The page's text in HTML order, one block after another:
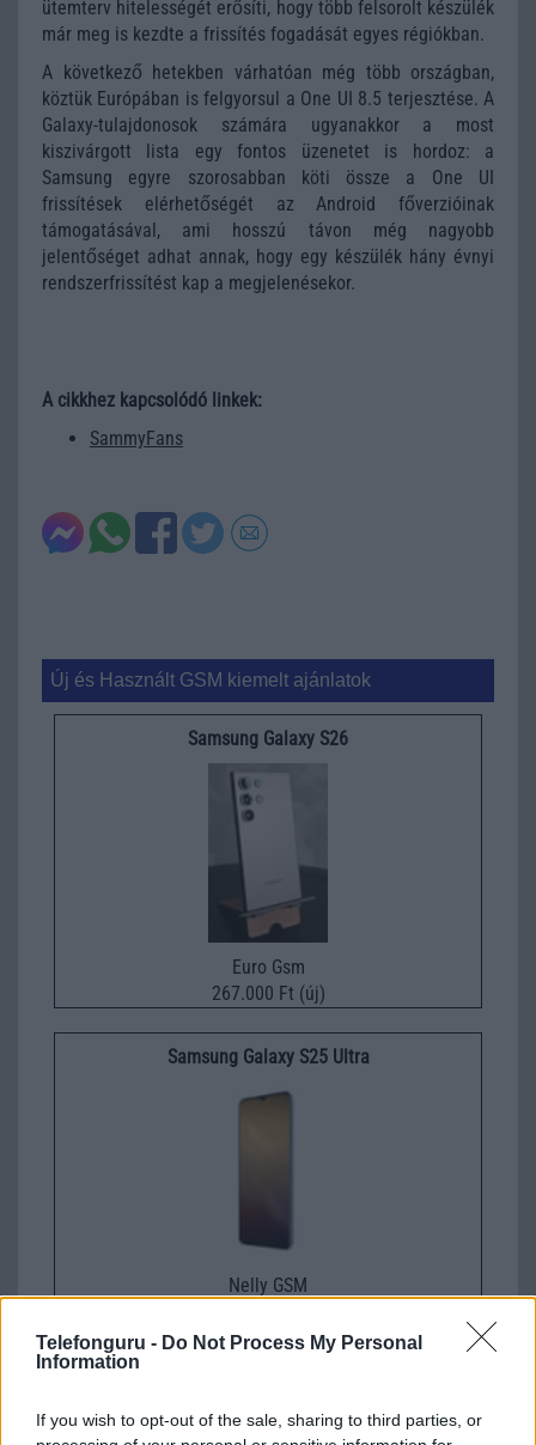
Telefonguru - Do Not Process My Personal
Information
If you wish to opt-out of the sale, sharing to third parties, or
ütemterv hitelességét erősíti, hogy több felsorolt készülék
már meg is kezdte a frissítés fogadását egyes régiókban.
A következő hetekben várhatóan még több országban,
köztük Európában is felgyorsul a One UI 8.5 terjesztése. A
Galaxy-tulajdonosok számára ugyanakkor a most
kiszivárgott lista egy fontos üzenetet is hordoz: a
Samsung egyre szorosabban köti össze a One UI
frissítések elérhetőségét az Android főverzióinak
támogatásával, ami hosszú távon még nagyobb
jelentőséget adhat annak, hogy egy készülék hány évnyi
rendszerfrissítést kap a megjelenésekor.
A cikkhez kapcsolódó linkek:
SammyFans
Új és Használt GSM kiemelt ajánlatok
Samsung Galaxy S26
Euro Gsm
267.000 Ft (új)
Samsung Galaxy S25 Ultra
Nelly GSM